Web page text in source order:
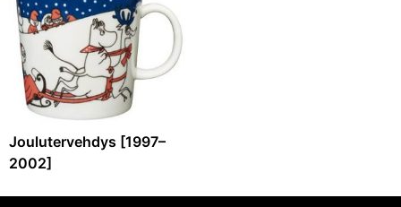
Joulutervehdys [1997–
2002]